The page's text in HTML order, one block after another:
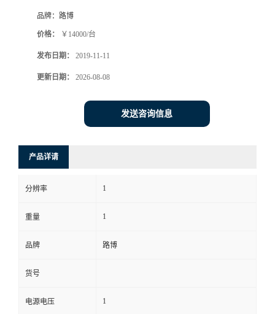
系
方
式
品牌： 路博
价格： ￥14000/台
发布日期： 2019-11-11
更新日期： 2026-08-08
发送咨询信息
产品详请
分辨率 1
重量 1
品牌 路博
货号
电源电压 1